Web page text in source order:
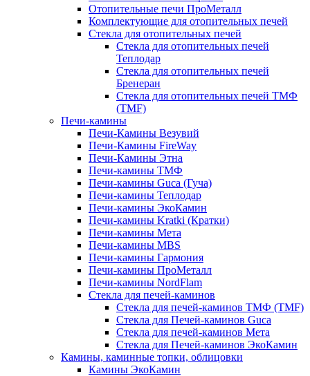
Отопительные печи ПроМеталл
Комплектующие для отопительных печей
Стекла для отопительных печей
Стекла для отопительных печей
Теплодар
Стекла для отопительных печей
Бренеран
Стекла для отопительных печей ТМФ
(TMF)
Печи-камины
Печи-Камины Везувий
Печи-Камины FireWay
Печи-Камины Этна
Печи-камины ТМФ
Печи-камины Guca (Гуча)
Печи-камины Теплодар
Печи-камины ЭкоКамин
Печи-камины Kratki (Кратки)
Печи-камины Мета
Печи-камины MBS
Печи-камины Гармония
Печи-камины ПроМеталл
Печи-камины NordFlam
Стекла для печей-каминов
Стекла для печей-каминов ТМФ (TMF)
Стекла для Печей-каминов Guca
Стекла для печей-каминов Мета
Стекла для Печей-каминов ЭкоКамин
Камины, каминные топки, облицовки
Камины ЭкоКамин